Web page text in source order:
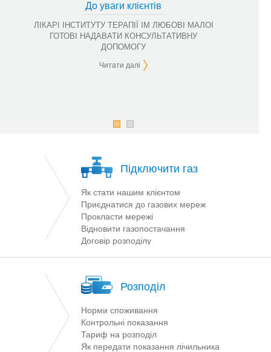
До уваги клієнтів
ЛІКАРІ ІНСТИТУТУ ТЕРАПІЇ IМ ЛЮБОВI МАЛОI
ГОТОВІ НАДАВАТИ КОНСУЛЬТАТИВНУ
ДОПОМОГУ
Читати далі
Підключити газ
Як стати нашим клієнтом
Приєднатися до газових мереж
Прокласти мережі
Відновити газопостачання
Договір розподілу
Розподіл
Норми споживання
Контрольні показання
Тариф на розподіл
Як передати показання лічильника